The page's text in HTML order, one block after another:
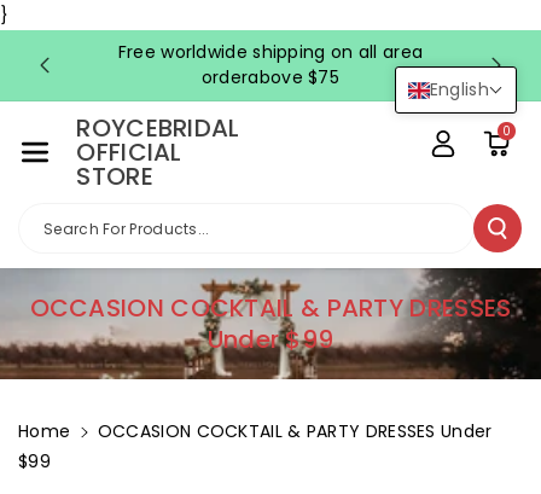
}
English
Ntent
Free worldwide shipping on all area
orderabove $75
ROYCEBRIDAL
OFFICIAL
STORE
Search For Products...
0
C
o
l
e
c
OCCASION COCKTAIL & PARTY DRESSES
Under $99
Home
OCCASION COCKTAIL & PARTY DRESSES Under
$99